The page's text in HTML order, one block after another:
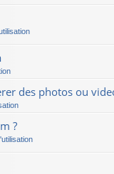
des photos ou
?